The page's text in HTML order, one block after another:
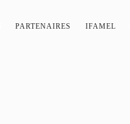
PARTENAIRES IFAMEL